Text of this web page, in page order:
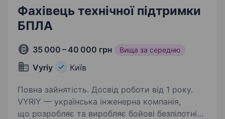
Фахівець технічної підтримки
БПЛА
35 000 – 40 000 грн Вища за середню
Vyriy Київ
Повна зайнятість. Досвід роботи від 1 року.
VYRIY — українська інженерна компанія,
що розробляє та виробляє бойові безпілотні